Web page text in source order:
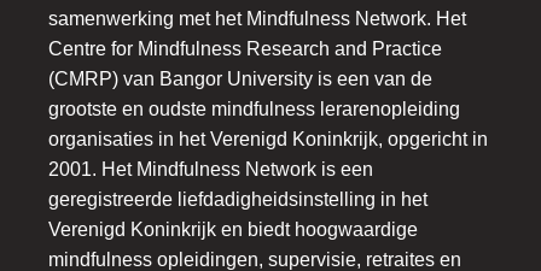
samenwerking met het Mindfulness Network. Het
Centre for Mindfulness Research and Practice
(CMRP) van Bangor University is een van de
grootste en oudste mindfulness lerarenopleiding
organisaties in het Verenigd Koninkrijk, opgericht in
2001. Het Mindfulness Network is een
geregistreerde liefdadigheidsinstelling in het
Verenigd Koninkrijk en biedt hoogwaardige
mindfulness opleidingen, supervisie, retraites en